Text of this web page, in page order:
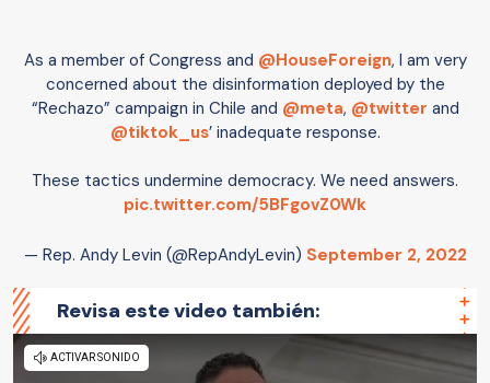
As a member of Congress and @HouseForeign, I am very
concerned about the disinformation deployed by the
“Rechazo” campaign in Chile and @meta, @twitter and
@tiktok_us’ inadequate response.
These tactics undermine democracy. We need answers.
pic.twitter.com/5BFgovZ0Wk
— Rep. Andy Levin (@RepAndyLevin) September 2, 2022
Revisa este video también: